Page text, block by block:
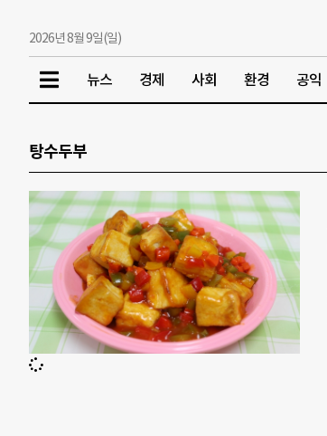
2026년 8월 9일(일)
뉴스 경제 사회 환경 공익
탕수두부